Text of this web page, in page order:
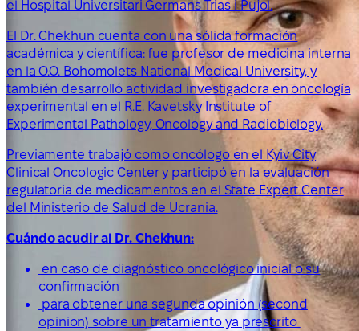
el Hospital Universitari Germans Trias i Pujol.
El Dr. Chekhun cuenta con una sólida formación
académica y científica: fue profesor de medicina interna
en la O.O. Bohomolets National Medical University, y
también desarrolló actividad investigadora en oncología
experimental en el R.E. Kavetsky Institute of
Experimental Pathology, Oncology and Radiobiology.
Previamente trabajó como oncólogo en el Kyiv City
Clinical Oncologic Center y participó en la evaluación
regulatoria de medicamentos en el State Expert Center
del Ministerio de Salud de Ucrania.
Cuándo acudir al Dr. Chekhun:
en caso de diagnóstico oncológico inicial o su
confirmación
para obtener una segunda opinión (second
opinion) sobre un tratamiento ya prescrito